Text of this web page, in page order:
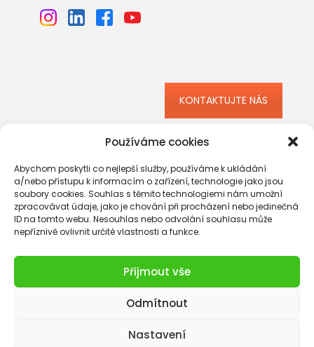
Používáme cookies
Abychom poskytli co nejlepší služby, používáme k ukládání
a/nebo přístupu k informacím o zařízení, technologie jako jsou
soubory cookies. Souhlas s těmito technologiemi nám umožní
zpracovávat údaje, jako je chování při procházení nebo jedinečná
ID na tomto webu. Nesouhlas nebo odvolání souhlasu může
nepříznivě ovlivnit určité vlastnosti a funkce.
Přijmout vše
Odmítnout
Nastavení
KONTAKTUJTE NÁS
2026 Grios s. r. o. |Ochrana osobních údajů